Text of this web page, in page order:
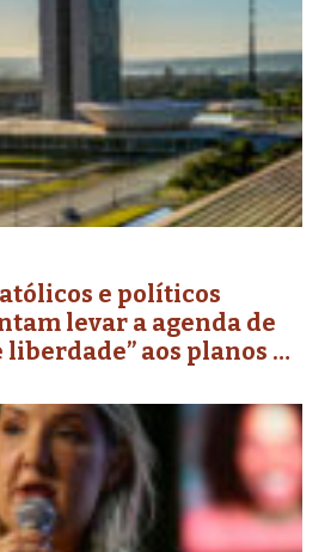
e políticos
levar a agenda de
aos planos de